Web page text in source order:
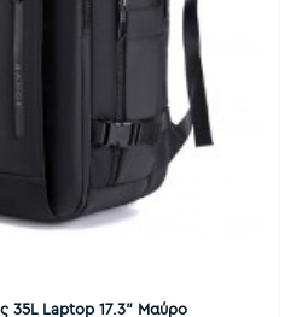
35L Laptop 17.3” Μαύρο